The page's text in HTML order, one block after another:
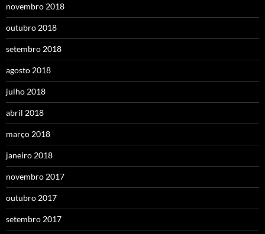
novembro 2018
outubro 2018
setembro 2018
agosto 2018
julho 2018
abril 2018
março 2018
janeiro 2018
novembro 2017
outubro 2017
setembro 2017